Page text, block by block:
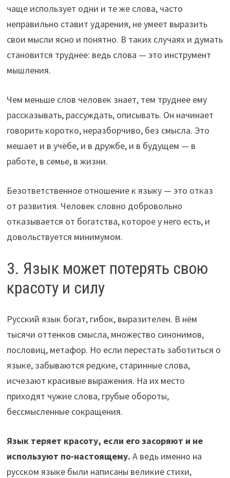
чаще использует одни и те же слова, часто
неправильно ставит ударения, не умеет выразить
свои мысли ясно и понятно. В таких случаях и думать
становится труднее: ведь слова — это инструмент
мышления.
Чем меньше слов человек знает, тем труднее ему
рассказывать, рассуждать, описывать. Он начинает
говорить коротко, неразборчиво, без смысла. Это
мешает и в учёбе, и в дружбе, и в будущем — в
работе, в семье, в жизни.
Безответственное отношение к языку — это отказ
от развития. Человек словно добровольно
отказывается от богатства, которое у него есть, и
довольствуется минимумом.
3. Язык может потерять свою
красоту и силу
Русский язык богат, гибок, выразителен. В нём
тысячи оттенков смысла, множество синонимов,
пословиц, метафор. Но если перестать заботиться о
языке, забываются редкие, старинные слова,
исчезают красивые выражения. На их место
приходят чужие слова, грубые обороты,
бессмысленные сокращения.
Язык теряет красоту, если его засоряют и не
используют по-настоящему. А ведь именно на
русском языке были написаны великие стихи,